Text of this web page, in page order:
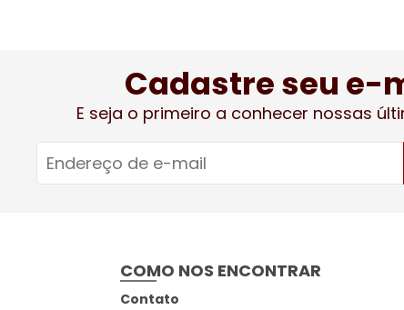
Cadastre seu e-
E seja o primeiro a conhecer nossas
COMO NOS ENCONTRAR
Contato